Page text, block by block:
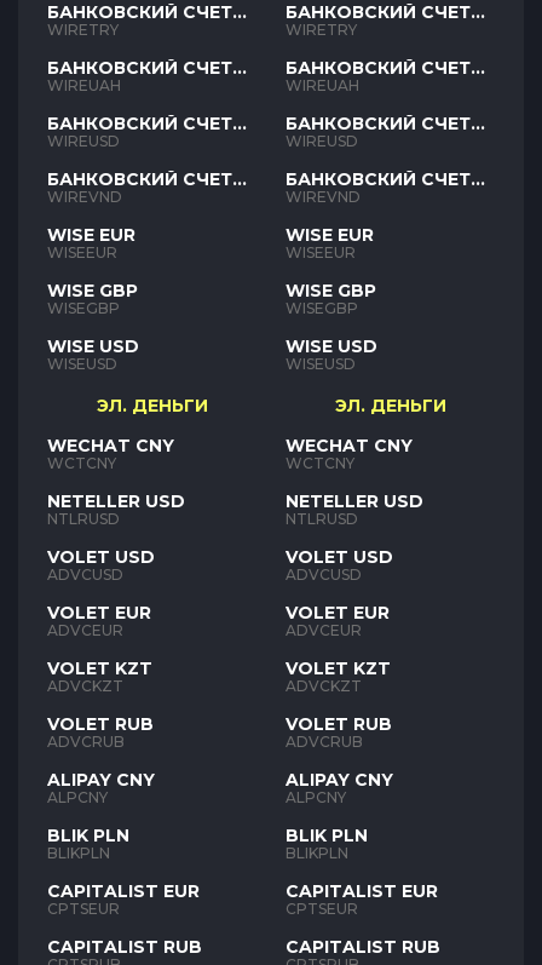
БАНКОВСКИЙ СЧЕТ
TRY
WIRETRY
БАНКОВСКИЙ СЧЕТ
UAH
WIREUAH
БАНКОВСКИЙ СЧЕТ
USD
WIREUSD
БАНКОВСКИЙ СЧЕТ
VND
WIREVND
WISE EUR
WISEEUR
WISE GBP
WISEGBP
WISE USD
WISEUSD
ЭЛ. ДЕНЬГИ
WECHAT CNY
WCTCNY
NETELLER USD
NTLRUSD
VOLET USD
ADVCUSD
VOLET EUR
ADVCEUR
VOLET KZT
ADVCKZT
VOLET RUB
ADVCRUB
ALIPAY CNY
ALPCNY
BLIK PLN
BLIKPLN
CAPITALIST EUR
CPTSEUR
CAPITALIST RUB
БАНКОВСКИЙ СЧЕТ
TRY
WIRETRY
БАНКОВСКИЙ СЧЕТ
UAH
WIREUAH
БАНКОВСКИЙ СЧЕТ
USD
WIREUSD
БАНКОВСКИЙ СЧЕТ
VND
WIREVND
WISE EUR
WISEEUR
WISE GBP
WISEGBP
WISE USD
WISEUSD
ЭЛ. ДЕНЬГИ
WECHAT CNY
WCTCNY
NETELLER USD
NTLRUSD
VOLET USD
ADVCUSD
VOLET EUR
ADVCEUR
VOLET KZT
ADVCKZT
VOLET RUB
ADVCRUB
ALIPAY CNY
ALPCNY
BLIK PLN
BLIKPLN
CAPITALIST EUR
CPTSEUR
CAPITALIST RUB